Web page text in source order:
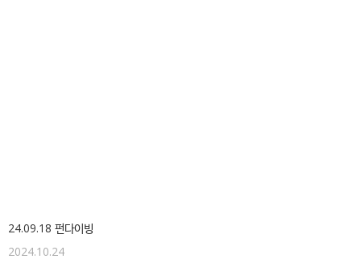
24.09.18 펀다이빙
2024.10.24